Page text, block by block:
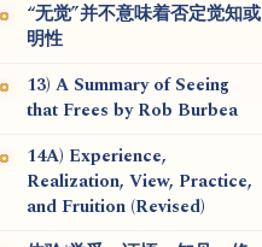
“无觉”并不意味着否定觉知或
明性
13) A Summary of Seeing
that Frees by Rob Burbea
14A) Experience,
Realization, View, Practice,
and Fruition (Revised)